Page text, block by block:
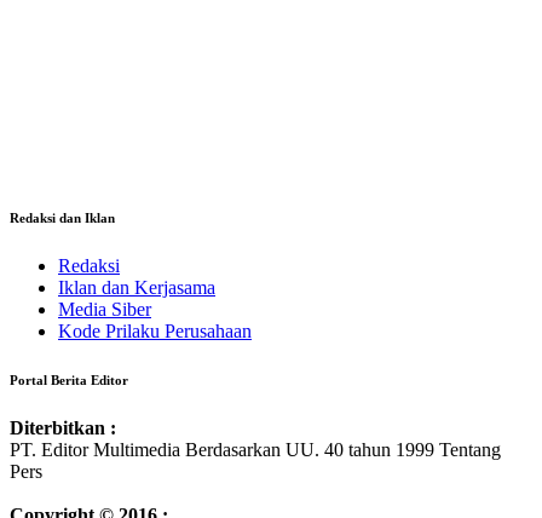
Redaksi dan Iklan
Redaksi
Iklan dan Kerjasama
Media Siber
Kode Prilaku Perusahaan
Portal Berita Editor
Diterbitkan :
PT. Editor Multimedia Berdasarkan UU. 40 tahun 1999 Tentang
Pers